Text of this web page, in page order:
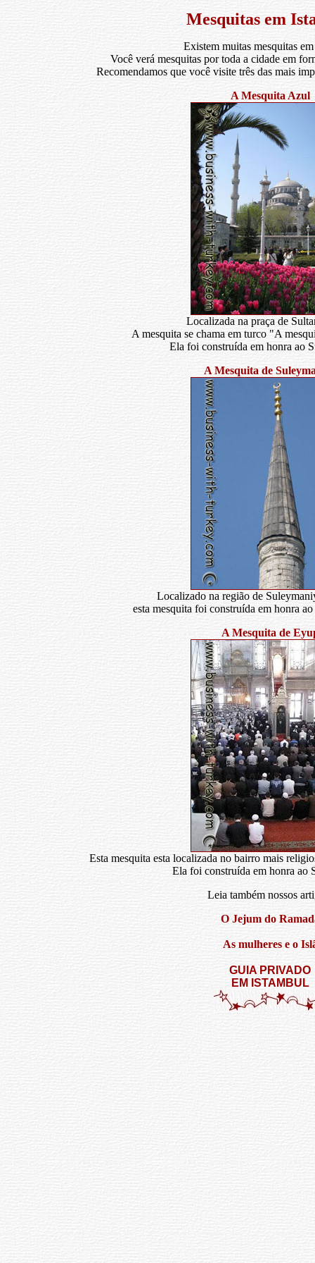
Mesquitas em
Existem muitas mesquitas
Você verá mesquitas por toda a cidade em
Recomendamos que você visite três das mais
A Mesquita Azul
Localizada na praça de
A mesquita se chama em turco "A
Ela foi construída em honra ao
A Mesquita de
Localizado na região de
esta mesquita foi construída em honra
A Mesquita de
Esta mesquita esta localizada no bairro mais
Ela foi construída em honra ao
Leia também nossos
O Jejum do
As mulheres e o
GUIA PRIVADO
EM ISTAMBUL